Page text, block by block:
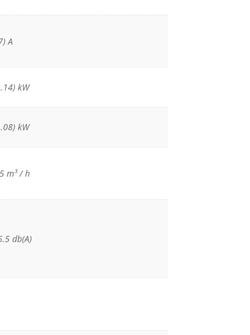
Α
kW
kW
m³ / h
db(A)